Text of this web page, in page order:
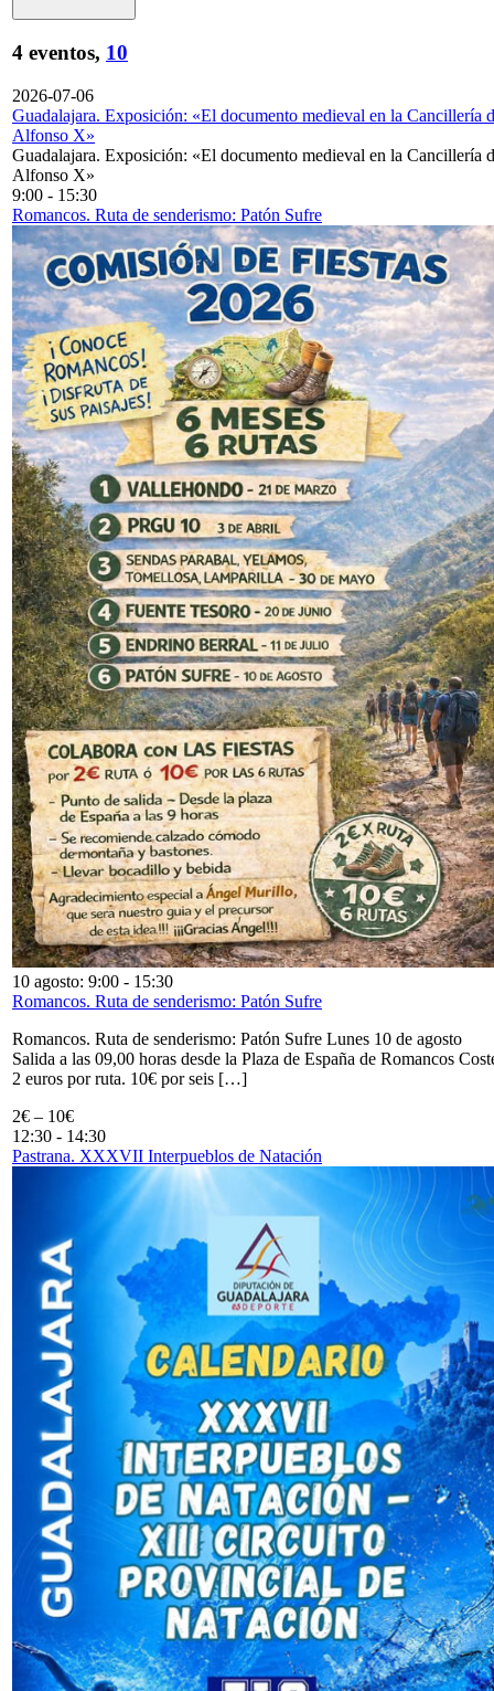
4 eventos, 10
2026-07-06
Guadalajara. Exposición: «El documento medieval en la Cancillería
Alfonso X»
Guadalajara. Exposición: «El documento medieval en la Cancillería
Alfonso X»
9:00 - 15:30
Romancos. Ruta de senderismo: Patón Sufre
10 agosto: 9:00 - 15:30
Romancos. Ruta de senderismo: Patón Sufre
Romancos. Ruta de senderismo: Patón Sufre Lunes 10 de agosto
Salida a las 09,00 horas desde la Plaza de España de Romancos
2 euros por ruta. 10€ por seis […]
2€ – 10€
12:30 - 14:30
Pastrana. XXXVII Interpueblos de Natación